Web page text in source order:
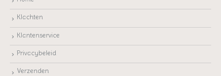
Klachten
Klantenservice
Privacybeleid
Verzenden